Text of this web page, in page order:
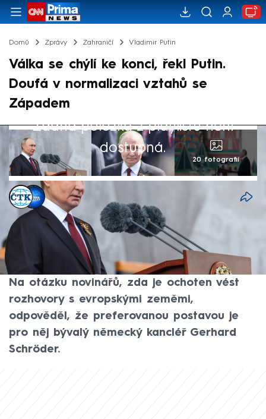
Domů Zprávy Zahraničí Vladimir Putin
Válka se chýlí ke konci, řekl Putin.
Doufá v normalizaci vztahů se
Západem
Žádná položka z playlistu není
dostupná.
20 fotografií
ČTK
CNN Prima NEWS
9. kvě 2026, 20:16
Ruský prezident Vladimir Putin v sobotu
řekl, že se konflikt na Ukrajině chýlí ke
konci, uvedla ruská státní agentura TASS.
Na otázku novinářů, zda je ochoten vést
rozhovory s evropskými zeměmi,
odpověděl, že preferovanou postavou je
pro něj bývalý německý kancléř Gerhard
Schröder.